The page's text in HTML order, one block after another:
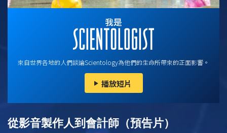
來自世界各地的人們談論Scientology為他們的生命所帶來的正面影響。
播放短片
從影音製作人到會計師（預告片）